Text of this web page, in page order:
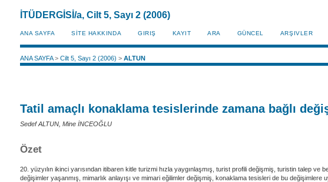
İTÜDERGİSİ/a, Cilt 5, Sayı 2 (2006)
ANA SAYFA SİTE HAKKINDA GIRIŞ KAYIT ARA GÜNCEL ARŞIVLER
ANA SAYFA> Cilt 5, Sayı 2 (2006) > ALTUN
Tatil amaçlı konaklama tesislerinde zamana bağlı
Sedef ALTUN, Mine İNCEOĞLU
Özet
20. yüzyılın ikinci yarısından itibaren kitle turizmi hızla yaygınlaşmış, turist profili değişmiş, turistin talep
değişimler yaşanmış, mimarlık anlayışı ve mimari eğilimler değişmiş, konaklama tesisleri de bu